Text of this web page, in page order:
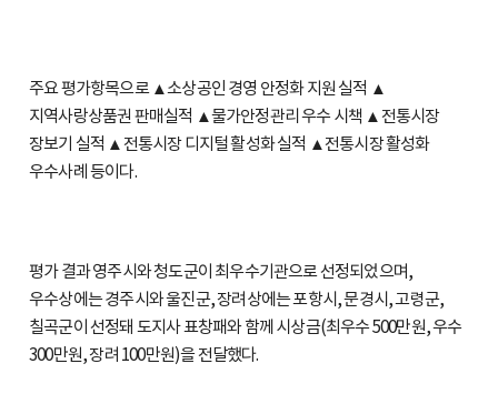
주요 평가항목으로 ▲소상공인 경영 안정화 지원 실적 ▲
지역사랑상품권 판매실적 ▲물가안정관리 우수 시책 ▲전통시장
장보기 실적 ▲전통시장 디지털 활성화 실적 ▲전통시장 활성화
우수사례 등이다.
평가 결과 영주시와 청도군이 최우수기관으로 선정되었으며,
우수상에는 경주시와 울진군, 장려상에는 포항시, 문경시, 고령군,
칠곡군이 선정돼 도지사 표창패와 함께 시상금(최우수 500만원, 우수
300만원, 장려 100만원)을 전달했다.